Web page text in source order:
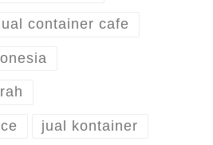
container cafe
jual kontainer